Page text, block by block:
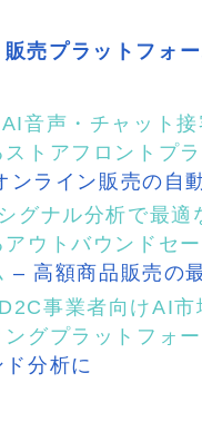
売プラットフォ
音声・チャット接
ストアフロントプ
ンライン販売の自
グナル分析で最適
ウトバウンドセ
– 高額商品販売の
事業者向けAI市
グプラットフォ
分析に